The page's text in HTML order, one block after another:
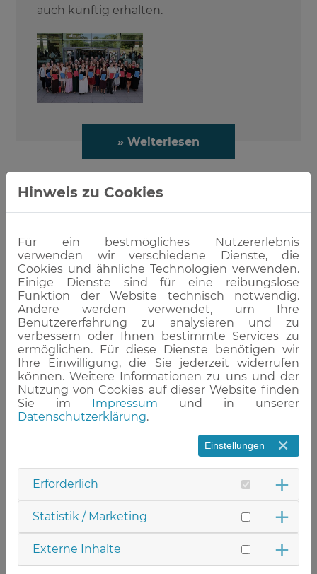
auch künftig erhalten.
» Weiterlesen
WILLKOMMEN "NUOVI AMICI"
Unsere neue Klasse stellt sich vor:
» Weiterlesen
BRÜCKEN BAUEN - PFLEGE MIT
WIRKUNG
Pflege baut Brücken und schafft
Perspektiven: Wie engagierte Pflege
Hinweis zu Cookies
Für ein bestmögliches Nutzererlebnis
verwenden wir verschiedene Dienste, die
Cookies und ähnliche Technologien verwenden.
Einige Dienste sind für eine reibungslose
Funktion der Website technisch notwendig.
Andere werden verwendet, um Ihre
Benutzererfahrung zu analysieren und zu
verbessern oder Ihnen bestimmte Services zu
ermöglichen. Für diese Dienste benötigen wir
Ihre Einwilligung, die Sie jederzeit widerrufen
können. Weitere Informationen zu uns und der
Nutzung von Cookies auf dieser Website finden
Sie im Impressum und in unserer
Datenschutzerklärung.
Einstellungen
Erforderlich
Statistik / Marketing
Externe Inhalte